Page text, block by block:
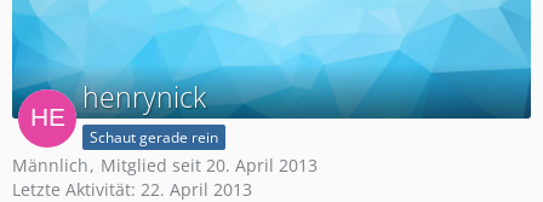
henrynick
Schaut gerade rein
Männlich
Mitglied seit 20. April 2013
Letzte Aktivität: 22. April 2013